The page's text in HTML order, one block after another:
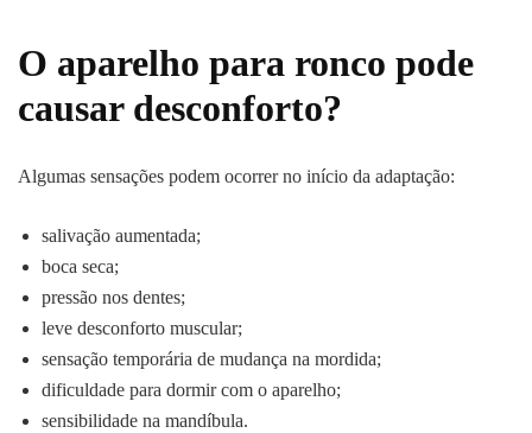
O aparelho para ronco pode
causar desconforto?
Algumas sensações podem ocorrer no início da adaptação:
salivação aumentada;
boca seca;
pressão nos dentes;
leve desconforto muscular;
sensação temporária de mudança na mordida;
dificuldade para dormir com o aparelho;
sensibilidade na mandíbula.